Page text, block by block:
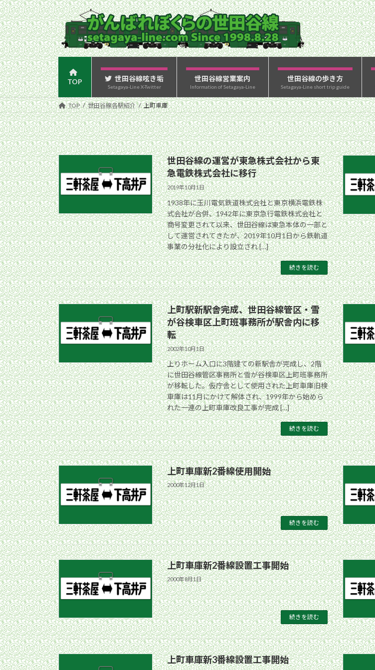
コ
ン
テ
ン
ツ
へ
ス
キ
ッ
プ
ナ
ビ
ゲ
ー
シ
ョ
ン
に
移
動
TOP 世田谷線呟き垢
Setagaya-Line X-Twitter
世田谷線営業案内
Information of Setagaya-Line
世田谷線の歩き方
Setagaya-Line short trip guide
TOP 世田谷線各駅紹介 上町車庫
世田谷線の運営が東急株式会社から東
急電鉄株式会社に移行
2019年10月1日
1938年に玉川電気鉄道株式会社と東京横浜電鉄株
式会社が合併、1942年に東京急行電鉄株式会社と
商号変更されて以来、世田谷線は東急本体の一部と
して運営されてきたが、2019年10月1日から鉄軌道
事業の分社化により設立され […]
続きを読む
上町駅新駅舎完成、世田谷線管区・雪
が谷検車区上町班事務所が駅舎内に移
転
2002年10月1日
上りホーム入口に3階建ての新駅舎が完成し、2階
に世田谷線管区事務所と雪が谷検車区上町班事務所
が移転した。仮庁舎として使用された上町車庫旧検
車庫は11月にかけて解体され、1999年から始めら
れた一連の上町車庫改良工事が完成 […]
続きを読む
上町車庫新2番線使用開始
2000年12月1日
続きを読む
上町車庫新2番線設置工事開始
2000年8月1日
続きを読む
上町車庫新3番線設置工事開始